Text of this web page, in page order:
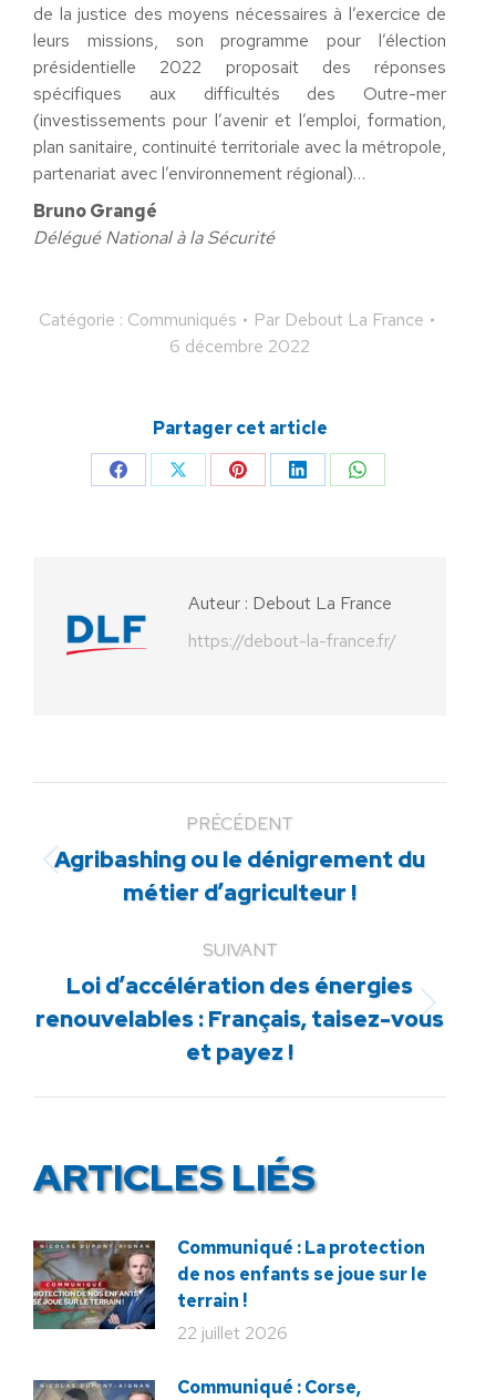
de la justice des moyens nécessaires à l’exercice de
leurs missions, son programme pour l’élection
présidentielle 2022 proposait des réponses
spécifiques aux difficultés des Outre-mer
(investissements pour l’avenir et l’emploi, formation,
plan sanitaire, continuité territoriale avec la métropole,
partenariat avec l’environnement régional)…
Bruno Grangé
Délégué National à la Sécurité
Catégorie : Communiqués Par Debout La France
6 décembre 2022
Partager cet article
PartagerPartagerPartagerPartagerPartager
Auteur : Debout La France
https://debout-la-france.fr/
PRÉCÉDENT
Article
précédent
Agribashing ou le dénigrement du
métier d’agriculteur !
SUIVANT
Article
suivant
:
Loi d’accélération des énergies
renouvelables : Français, taisez-vous
et payez !
ARTICLES LIÉS
Communiqué : La protection
de nos enfants se joue sur le
terrain !
22 juillet 2026
Communiqué : Corse,